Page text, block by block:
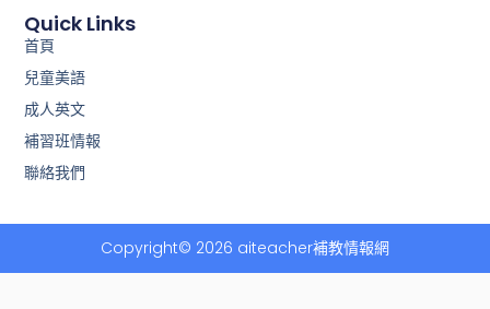
e
b
o
o
k
-
f
e
Quick Links
首頁
兒童美語
成人英文
補習班情報
聯絡我們
Copyright© 2026 aiteacher補教情報網